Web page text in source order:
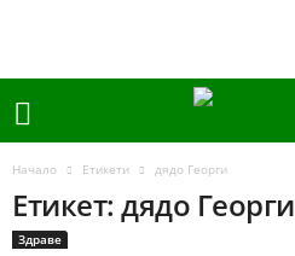
Начало Етикети дядо Георги
Етикет: дядо Георги
Здраве